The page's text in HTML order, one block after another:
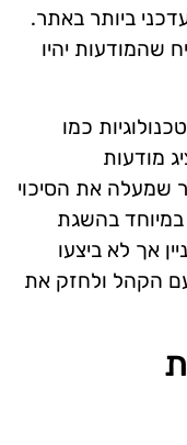
ביותר באתר.
שהמודעות יהיו
כמו
מודעות
שמעלה את הסיכוי
במיוחד בהשגת
אך לא ביצעו
הקהל ולחזק את